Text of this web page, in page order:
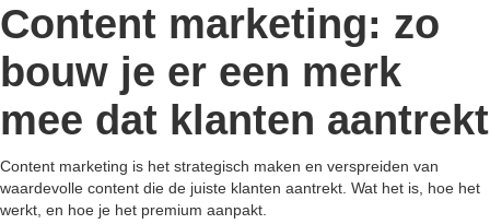
Content marketing: zo
bouw je er een merk
mee dat klanten aantrekt
Content marketing is het strategisch maken en verspreiden van
waardevolle content die de juiste klanten aantrekt. Wat het is, hoe het
werkt, en hoe je het premium aanpakt.